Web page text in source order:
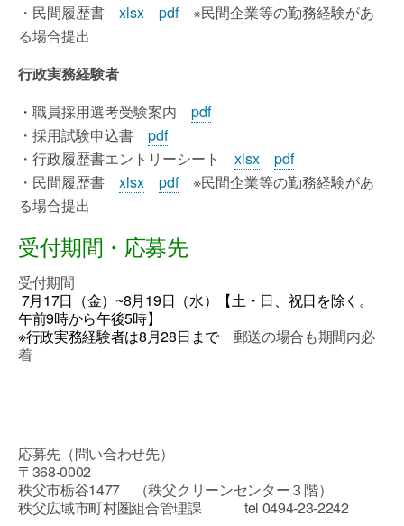
・民間履歴書 xlsx pdf※民間企業等の勤務経験があ
る場合提出
行政実務経験者
・ 職員採用選考受験案内 pdf
・採用試験申込書 pdf
・行政履歴書エントリーシート xlsx
pdf
・民間履歴書 xlsx pdf※民間企業等の勤務経験があ
る場合提出
受付期間・応募先
受付期間
7月17日（金）~8月19日（水）【土・日、祝日を除く。
午前9時から午後5時】
※行政実務経験者は8月28日まで 郵送の場合も期間内必
着
応募先（問い合わせ先）
〒368-0002
秩父市栃谷1477 （秩父クリーンセンター３階）
秩父広域市町村圏組合管理課 tel 0494-23-2242